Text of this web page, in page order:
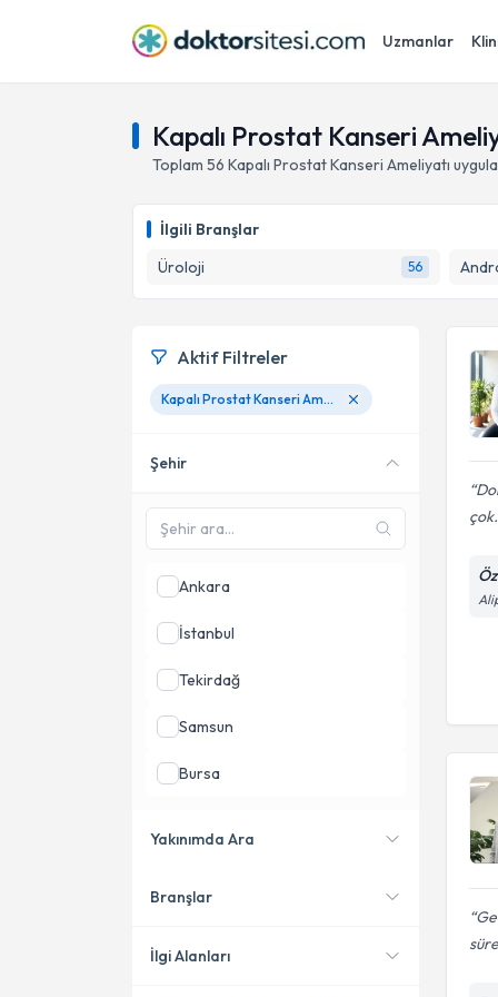
Uzmanlar
Kapalı Prostat Kanseri
Toplam 56 Kapalı Prostat Kanseri Ameliyatı
İlgili Branşlar
Üroloji
56
Aktif Filtreler
Kapalı Prostat Kanseri Ameliyatı
Şehir
Ankara
İstanbul
Tekirdağ
Samsun
Bursa
Yakınımda Ara
Konumuma yakın uzmanları
Branşlar
İlgi Alanları